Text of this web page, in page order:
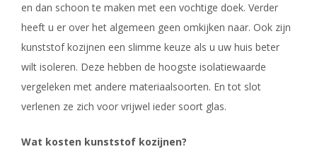
en dan schoon te maken met een vochtige doek. Verder
heeft u er over het algemeen geen omkijken naar. Ook zijn
kunststof kozijnen een slimme keuze als u uw huis beter
wilt isoleren. Deze hebben de hoogste isolatiewaarde
vergeleken met andere materiaalsoorten. En tot slot
verlenen ze zich voor vrijwel ieder soort glas.
Wat kosten kunststof kozijnen?